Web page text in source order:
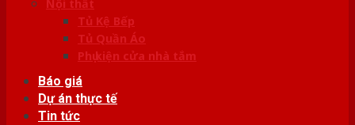
Nội thất
Tủ Kệ Bếp
Tủ Quần Áo
Phụ kiện cửa nhà tắm
Báo giá
Dự án thực tế
Tin tức